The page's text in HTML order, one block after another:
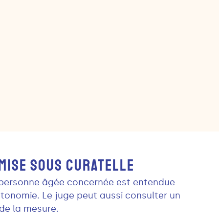
SOUS CURATELLE
âgée concernée est entendue
Le juge peut aussi consulter un
la mesure.